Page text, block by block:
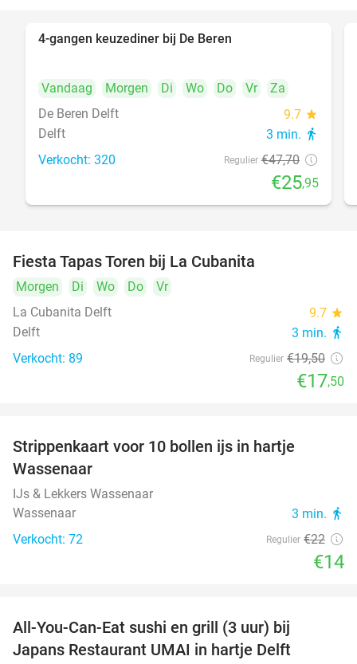
4-gangen keuzediner bij De Beren
Vandaag Morgen Di Wo Do Vr
Za
De Beren Delft
9.7 star
Delft 3 min. directions_walk
Verkocht: 320 Regulier €47,70
€25,95
Fiesta Tapas Toren bij La Cubanita
Morgen Di Wo Do
Vr
La Cubanita Delft
9.7 star
Delft 3 min. directions_walk
Verkocht: 89 Regulier €19,50
€17,50
Strippenkaart voor 10 bollen ijs in hartje
Wassenaar
IJs & Lekkers Wassenaar
Wassenaar
3 min. directions_walk
Verkocht: 72 Regulier €22
€14
All-You-Can-Eat sushi en grill (3 uur) bij
Japans Restaurant UMAI in hartje Delft